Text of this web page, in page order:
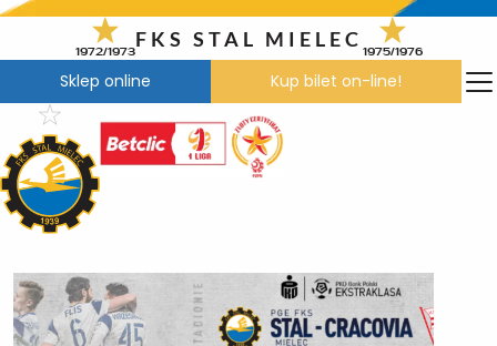
Przejdź
treści
1972/1973
FKS STAL MIELEC
1975/1976
Sklep online Kup bilet on-line!